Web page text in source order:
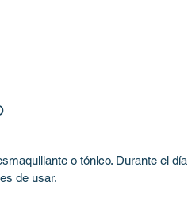
o tónico. Durante el día
de usar.